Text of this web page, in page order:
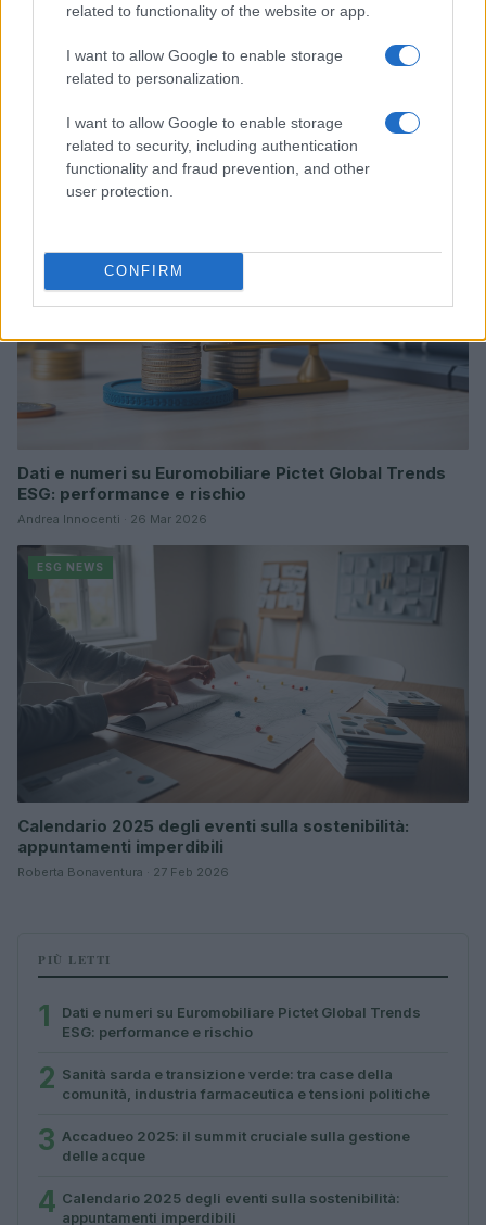
related to functionality of the website or app.
I want to allow Google to enable storage
related to personalization.
I want to allow Google to enable storage
related to security, including authentication
functionality and fraud prevention, and other
user protection.
CONFIRM
Sanità sarda e transizione verde: tra case della
comunità, industria farmaceutica e tensioni politiche
Ilaria Galli · 15 Giu 2026
Dati e numeri su Euromobiliare Pictet Global Trends
ESG: performance e rischio
Andrea Innocenti · 26 Mar 2026
ESG NEWS
Calendario 2025 degli eventi sulla sostenibilità:
appuntamenti imperdibili
Roberta Bonaventura · 27 Feb 2026
PIÙ LETTI
1
Dati e numeri su Euromobiliare Pictet Global Trends
ESG: performance e rischio
2 Sanità sarda e transizione verde: tra case della
comunità, industria farmaceutica e tensioni politiche
3 Accadueo 2025: il summit cruciale sulla gestione
delle acque
4 Calendario 2025 degli eventi sulla sostenibilità:
appuntamenti imperdibili